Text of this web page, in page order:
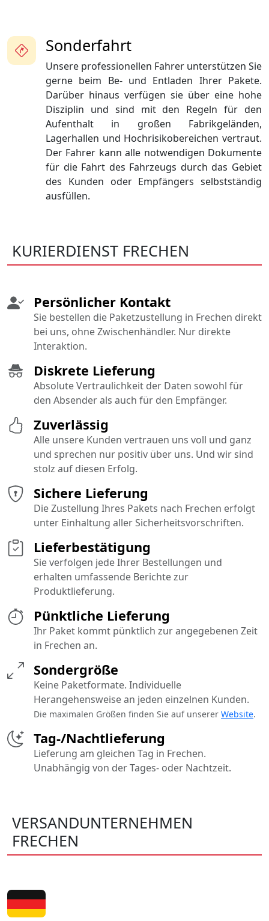
Sonderfahrt
Unsere professionellen Fahrer unterstützen Sie
gerne beim Be- und Entladen Ihrer Pakete.
Darüber hinaus verfügen sie über eine hohe
Disziplin und sind mit den Regeln für den
Aufenthalt in großen Fabrikgeländen,
Lagerhallen und Hochrisikobereichen vertraut.
Der Fahrer kann alle notwendigen Dokumente
für die Fahrt des Fahrzeugs durch das Gebiet
des Kunden oder Empfängers selbstständig
ausfüllen.
KURIERDIENST FRECHEN
Pünktliche Lieferung
Ihr Paket kommt pünktlich zur angegebenen Zeit
in Frechen an.
Sichere Lieferung
Die Zustellung Ihres Pakets nach Frechen erfolgt
unter Einhaltung aller Sicherheitsvorschriften.
Diskrete Lieferung
Absolute Vertraulichkeit der Daten sowohl für
den Absender als auch für den Empfänger.
Tag-/Nachtlieferung
Lieferung am gleichen Tag in Frechen.
Unabhängig von der Tages- oder Nachtzeit.
Persönlicher Kontakt
Sie bestellen die Paketzustellung in Frechen direkt
bei uns, ohne Zwischenhändler. Nur direkte
Interaktion.
Sondergröße
Keine Paketformate. Individuelle
Herangehensweise an jeden einzelnen Kunden.
Die maximalen Größen finden Sie auf unserer Website.
Lieferbestätigung
Sie verfolgen jede Ihrer Bestellungen und
erhalten umfassende Berichte zur
Produktlieferung.
Zuverlässig
Alle unsere Kunden vertrauen uns voll und ganz
und sprechen nur positiv über uns. Und wir sind
stolz auf diesen Erfolg.
VERSANDUNTERNEHMEN
FRECHEN